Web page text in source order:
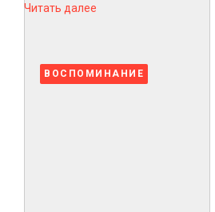
Читать далее
ВОСПОМИНАНИЕ